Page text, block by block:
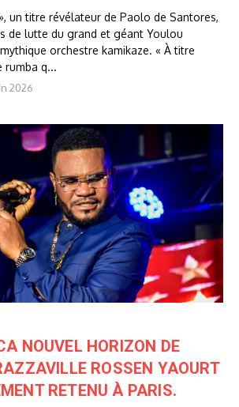
un titre révélateur de Paolo de Santores,
de lutte du grand et géant Youlou
orchestre kamikaze. « À titre
rumba q...
2026
NOUVEL HORIZON DE
ROSSEN YAOURT
RETENU À PARIS.